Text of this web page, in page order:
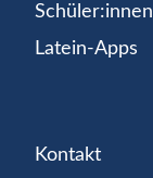
Schüler:innen
Latein-Apps
Kontakt